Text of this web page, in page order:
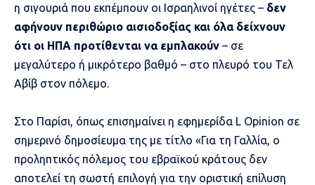
η σιγουριά που εκπέμπουν οι Ισραηλινοί ηγέτες – δεν
αφήνουν περιθώριο αισιοδοξίας και όλα δείχνουν
ότι οι ΗΠΑ προτίθενται να εμπλακούν – σε
μεγαλύτερο ή μικρότερο βαθμό – στο πλευρό του Τελ
Αβίβ στον πόλεμο.
Στο Παρίσι, όπως επισημαίνει η εφημερίδα L Opinion σε
σημερινό δημοσίευμα της με τίτλο «Για τη Γαλλία, ο
προληπτικός πόλεμος του εβραϊκού κράτους δεν
αποτελεί τη σωστή επιλογή για την οριστική επίλυση